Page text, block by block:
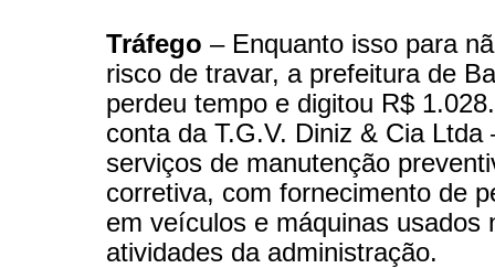
Tráfego – Enquanto isso para
risco de travar, a prefeitura de
perdeu tempo e digitou R$
conta da T.G.V. Diniz & Cia Ltda
serviços de manutenção
corretiva, com fornecimento de
em veículos e máquinas usados
atividades da administração.